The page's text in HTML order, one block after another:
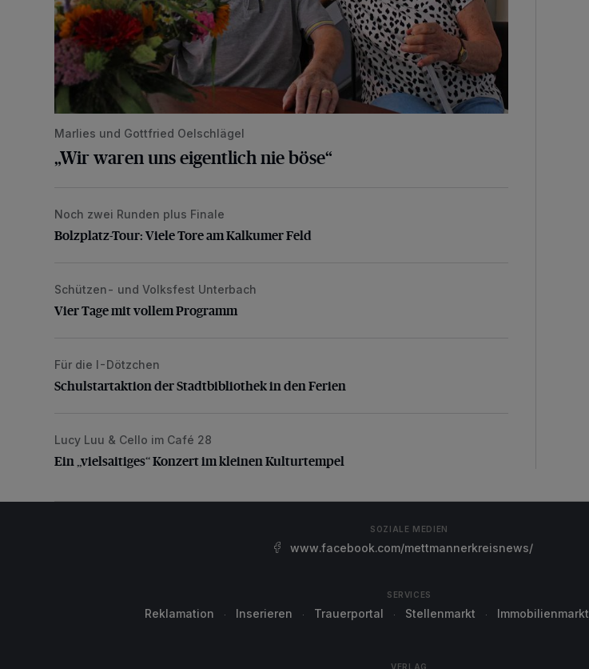
Marlies und Gottfried Oelschlägel
„Wir waren uns eigentlich nie böse“
Bolzplatz-Tour: Viele Tore am Kalkumer Feld
Noch zwei Runden plus Finale
Bolzplatz-Tour: Viele Tore am Kalkumer Feld
Vier Tage mit vollem Programm
Schützen- und Volksfest Unterbach
Vier Tage mit vollem Programm
Schulstartaktion der Stadtbibliothek in den Ferien
Für die I-Dötzchen
Schulstartaktion der Stadtbibliothek in den Ferien
Ein „vielsaitiges“ Konzert im kleinen Kulturtempel
Lucy Luu & Cello im Café 28
Ein „vielsaitiges“ Konzert im kleinen Kulturtempel
SOZIALE MEDIEN
www.facebook.com/mettmannerkreisnews/
SERVICES
Reklamation Inserieren Trauerportal Stellenmarkt Immobilienmarkt
VERLAG